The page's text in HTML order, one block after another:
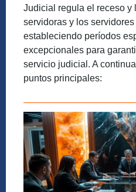
Judicial regula el receso y
servidoras y los
estableciendo períodos
excepcionales para
servicio judicial. A
puntos principales: